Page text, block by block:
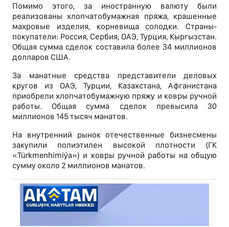
Помимо этого, за иностранную валюту были
реализованы хлопчатобумажная пряжа, крашенные
махровые изделия, корневища солодки. Страны-
покупатели: Россия, Сербия, ОАЭ, Турция, Кыргызстан.
Общая сумма сделок составила более 34 миллионов
долларов США.
За манатные средства представители деловых
кругов из ОАЭ, Турции, Казахстана, Афганистана
приобрели хлопчатобумажную пряжу и ковры ручной
работы. Общая сумма сделок превысила 30
миллионов 145 тысяч манатов.
На внутренний рынок отечественные бизнесмены
закупили полиэтилен высокой плотности (ГК
«Türkmenhimiýa») и ковры ручной работы на общую
сумму около 2 миллионов манатов.